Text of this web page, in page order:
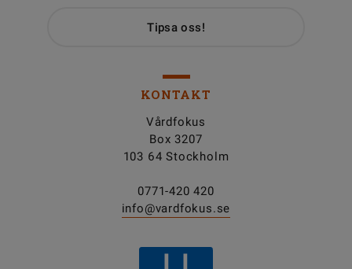
Tipsa oss!
KONTAKT
Vårdfokus
Box 3207
103 64 Stockholm
0771-420 420
info@vardfokus.se